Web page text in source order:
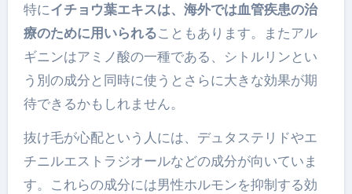
特にイチョウ葉エキスは、海外では血管疾患の治
療のために用いられることもあります。またアル
ギニンはアミノ酸の一種である、シトルリンとい
う別の成分と同時に使うとさらに大きな効果が期
待できるかもしれません。
抜け毛が心配という人には、デュタステリドやエ
チニルエストラジオールなどの成分が向いていま
す。これらの成分には男性ホルモンを抑制する効